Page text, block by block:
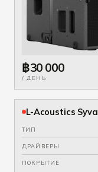
฿30 000
/ ДЕНЬ
L-Acoustics Syva
ТИП
ДРАЙВЕРЫ
ПОКРЫТИЕ